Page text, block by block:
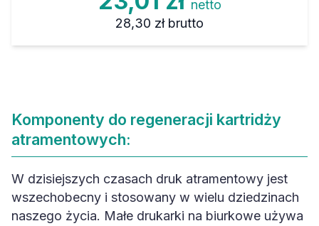
netto
28,30 zł brutto
Komponenty do regeneracji kartridży
atramentowych:
W dzisiejszych czasach druk atramentowy jest
wszechobecny i stosowany w wielu dziedzinach
naszego życia. Małe drukarki na biurkowe używa